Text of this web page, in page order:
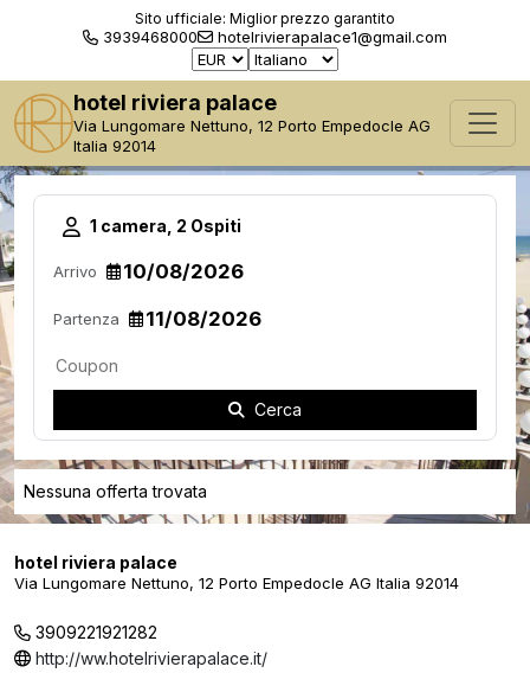
Sito ufficiale: Miglior prezzo garantito
3939468000 hotelrivierapalace1@gmail.com
hotel riviera palace
Via Lungomare Nettuno, 12 Porto Empedocle AG
Italia 92014
1 camera, 2 Ospiti
Arrivo
Partenza
Cerca
Nessuna offerta trovata
hotel riviera palace
Via Lungomare Nettuno, 12 Porto Empedocle AG Italia 92014
3909221921282
http://ww.hotelrivierapalace.it/